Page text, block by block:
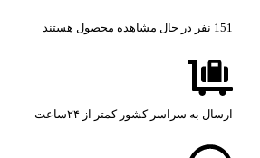
151 نفر در حال مشاهده محصول هستند
ارسال به سراسر کشور کمتر از ۲۴ساعت